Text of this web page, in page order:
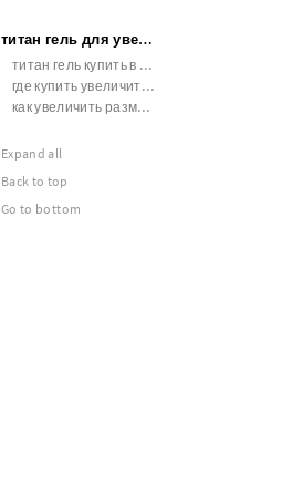
титан гель для увеличения члена
титан гель купить в минске
где купить увеличить члена
как увеличить размер члена подростку
Expand all
Back to top
Go to bottom